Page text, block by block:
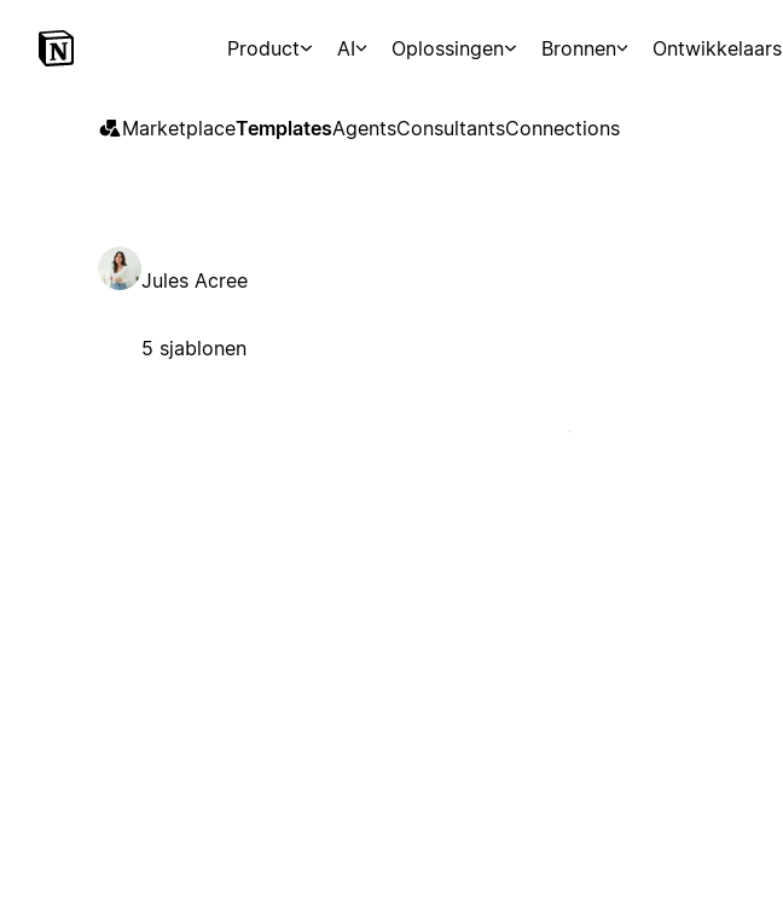
Product AI Oplossingen Bronnen Ontwikkelaars
MarketplaceTemplatesAgentsConsultantsConnections
Jules Acree
5 sjablonen